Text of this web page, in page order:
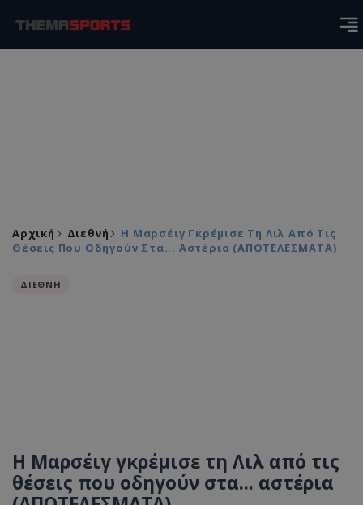
Αρχική Διεθνή
Η Μαρσέιγ Γκρέμισε Τη Λιλ Από Τις
Θέσεις Που Οδηγούν Στα... Αστέρια (ΑΠΟΤΕΛΕΣΜΑΤΑ)
ΔΙΕΘΝΗ
Η Μαρσέιγ γκρέμισε τη Λιλ από τις
θέσεις που οδηγούν στα... αστέρια